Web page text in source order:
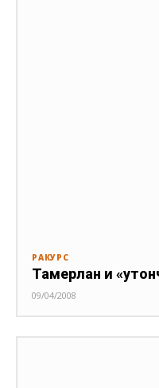
РАКУРС
Тамерлан и
09/04/2008